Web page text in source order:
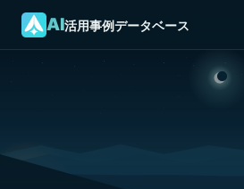
AI活用事例データベース